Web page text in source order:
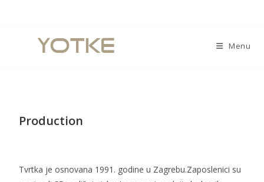
Menu
Production
Tvrtka je osnovana 1991. godine u Zagrebu.Zaposlenici su